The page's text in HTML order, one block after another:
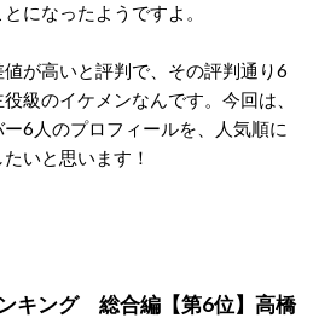
になったようですよ。
が高いと評判で、その評判通り6
級のイケメンなんです。今回は、
6人のプロフィールを、人気順に
いと思います！
キング 総合編【第6位】高橋